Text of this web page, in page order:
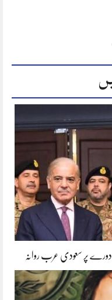
دورے پر سعودی عرب روانہ